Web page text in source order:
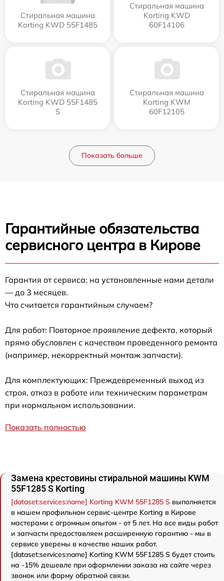
Стиральная машина
Korting KWD 55F1485
Стиральная машина
Korting KWD
60F14106
Стиральная машина
Korting KWD 55F1485
S
Стиральная машина
Korting KWM
60F12105
Показать больше
Гарантийные обязательства
сервисного центра в Кирове
Гарантия от сервиса: на установленные нами детали
— до 3 месяцев.
Что считается гарантийным случаем?
Для работ: Повторное проявление дефекта, который
прямо обусловлен с качеством проведенного ремонта
(например, некорректный монтаж запчасти).
Для комплектующих: Преждевременный выход из
строя, отказ в работе или техническим параметрам
при нормальном использовании.
Показать полностью
Замена крестовины стиральной машины KWM
55F1285 S Korting
[dataset:services:name] Korting KWM 55F1285 S выполняется
в нашем профильном сервис-центре Korting в Кирове
мастерами с огромным опытом - от 5 лет. На все виды работ
и запчасти предоставляем расширенную гарантию - мы в
сервисе уверены в качестве наших работ.
[dataset:services:name] Korting KWM 55F1285 S будет стоить
на -15% дешевле при оформлении заказа на сайте через
звонок или форму обратной связи.